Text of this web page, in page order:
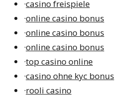
·casino freispiele
·online casino bonus
·online casino bonus
·online casino bonus
·top casino online
·casino ohne kyc bonus
·rooli casino